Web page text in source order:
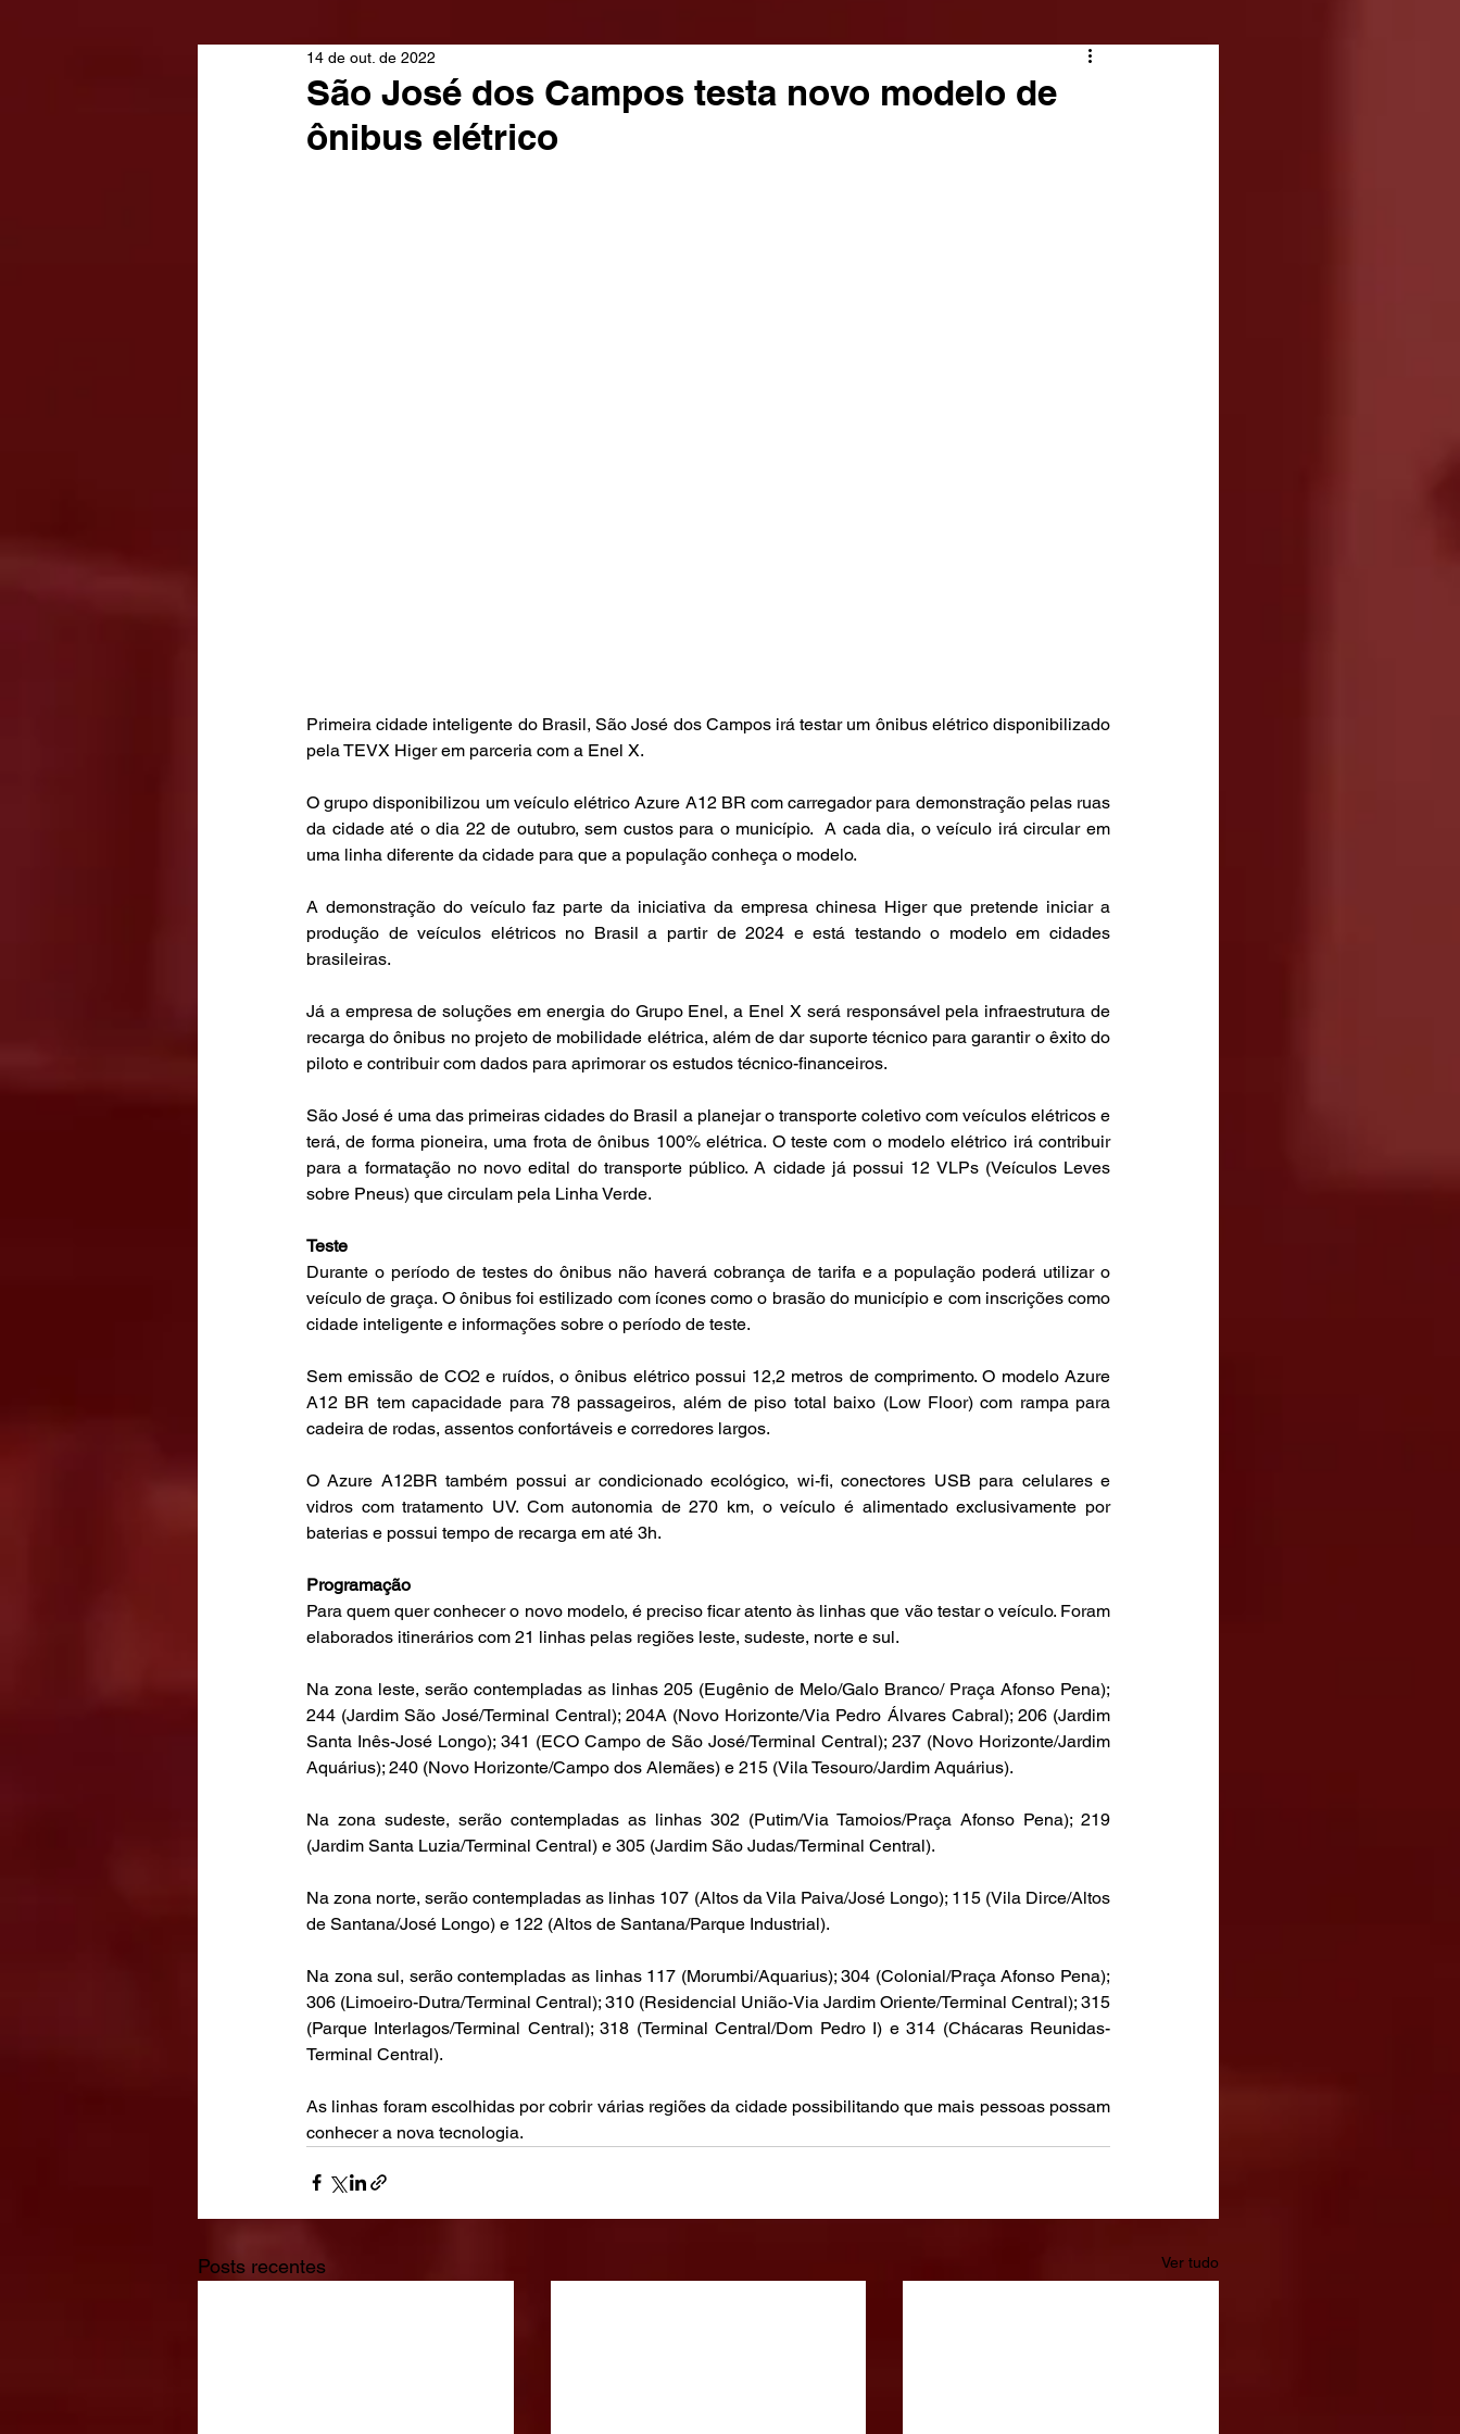
São José dos Campos testa novo modelo de
ônibus elétrico
14 de out. de 2022
Primeira cidade inteligente do Brasil, São José dos Campos irá testar um ônibus elétrico disponibilizado
pela TEVX Higer em parceria com a Enel X.
O grupo disponibilizou um veículo elétrico Azure A12 BR com carregador para demonstração pelas ruas
da cidade até o dia 22 de outubro, sem custos para o município.  A cada dia, o veículo irá circular em
uma linha diferente da cidade para que a população conheça o modelo.
A demonstração do veículo faz parte da iniciativa da empresa chinesa Higer que pretende iniciar a
produção de veículos elétricos no Brasil a partir de 2024 e está testando o modelo em cidades
brasileiras.
Já a empresa de soluções em energia do Grupo Enel, a Enel X será responsável pela infraestrutura de
recarga do ônibus no projeto de mobilidade elétrica, além de dar suporte técnico para garantir o êxito do
piloto e contribuir com dados para aprimorar os estudos técnico-financeiros.
São José é uma das primeiras cidades do Brasil a planejar o transporte coletivo com veículos elétricos e
terá, de forma pioneira, uma frota de ônibus 100% elétrica. O teste com o modelo elétrico irá contribuir
para a formatação no novo edital do transporte público. A cidade já possui 12 VLPs (Veículos Leves
sobre Pneus) que circulam pela Linha Verde.
Teste
Durante o período de testes do ônibus não haverá cobrança de tarifa e a população poderá utilizar o
veículo de graça. O ônibus foi estilizado com ícones como o brasão do município e com inscrições como
cidade inteligente e informações sobre o período de teste.
Sem emissão de CO2 e ruídos, o ônibus elétrico possui 12,2 metros de comprimento. O modelo Azure
A12 BR tem capacidade para 78 passageiros, além de piso total baixo (Low Floor) com rampa para
cadeira de rodas, assentos confortáveis e corredores largos.
O Azure A12BR também possui ar condicionado ecológico, wi-fi, conectores USB para celulares e
vidros com tratamento UV. Com autonomia de 270 km, o veículo é alimentado exclusivamente por
baterias e possui tempo de recarga em até 3h.
Programação
Para quem quer conhecer o novo modelo, é preciso ficar atento às linhas que vão testar o veículo. Foram
elaborados itinerários com 21 linhas pelas regiões leste, sudeste, norte e sul.
Na zona leste, serão contempladas as linhas 205 (Eugênio de Melo/Galo Branco/ Praça Afonso Pena);
244 (Jardim São José/Terminal Central); 204A (Novo Horizonte/Via Pedro Álvares Cabral); 206 (Jardim
Santa Inês-José Longo); 341 (ECO Campo de São José/Terminal Central); 237 (Novo Horizonte/Jardim
Aquárius); 240 (Novo Horizonte/Campo dos Alemães) e 215 (Vila Tesouro/Jardim Aquárius).
Na zona sudeste, serão contempladas as linhas 302 (Putim/Via Tamoios/Praça Afonso Pena); 219
(Jardim Santa Luzia/Terminal Central) e 305 (Jardim São Judas/Terminal Central).
Na zona norte, serão contempladas as linhas 107 (Altos da Vila Paiva/José Longo); 115 (Vila Dirce/Altos
de Santana/José Longo) e 122 (Altos de Santana/Parque Industrial).
Na zona sul, serão contempladas as linhas 117 (Morumbi/Aquarius); 304 (Colonial/Praça Afonso Pena);
306 (Limoeiro-Dutra/Terminal Central); 310 (Residencial União-Via Jardim Oriente/Terminal Central); 315
(Parque Interlagos/Terminal Central); 318 (Terminal Central/Dom Pedro I) e 314 (Chácaras Reunidas-
Terminal Central).
As linhas foram escolhidas por cobrir várias regiões da cidade possibilitando que mais pessoas possam
conhecer a nova tecnologia.
Posts recentes Ver tudo